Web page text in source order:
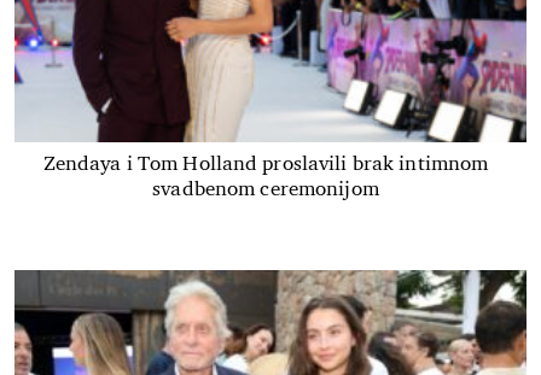
Zendaya i Tom Holland proslavili brak intimnom
svadbenom ceremonijom